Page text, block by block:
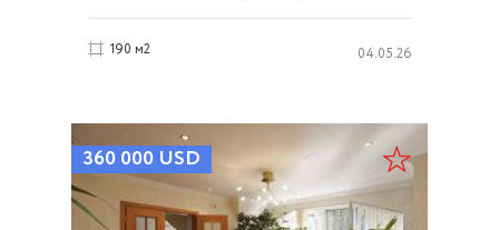
190 м2 04.05.26
360 000 USD